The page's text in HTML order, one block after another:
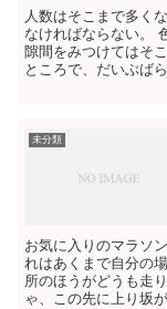
人数はそこまで多く
なければならない。
隙間をみつけてはそ
ところで、だいぶば
未分類
お気に入りのマラソ
れはあくまで自分の
所のほうがどうも走
ゃ、この先に上り坂